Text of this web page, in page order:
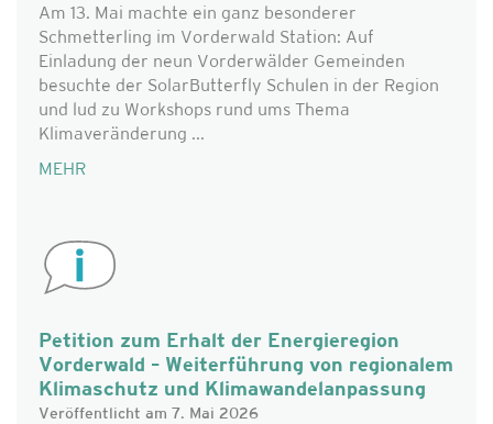
Am 13. Mai machte ein ganz besonderer
Schmetterling im Vorderwald Station: Auf
Einladung der neun Vorderwälder Gemeinden
besuchte der SolarButterfly Schulen in der Region
und lud zu Workshops rund ums Thema
Klimaveränderung ...
MEHR
Petition zum Erhalt der Energieregion
Vorderwald – Weiterführung von regionalem
Klimaschutz und Klimawandelanpassung
Veröffentlicht am 7. Mai 2026